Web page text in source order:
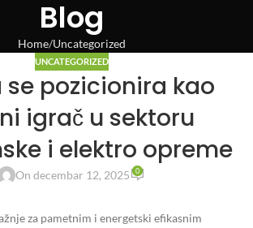
Blog
Home Uncategorized
UNCATEGORIZED
se pozicionira kao
igrač u sektoru
i elektro opreme
On decembar 12, 2025 0
za pametnim i energetski efikasnim